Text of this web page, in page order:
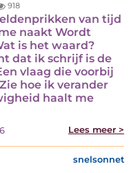
918
van tijd
naakt Wordt
is het waard?
dat ik schrijf is de
vlaag die voorbij
hoe ik verander
haalt me
Lees meer >
snelsonnet